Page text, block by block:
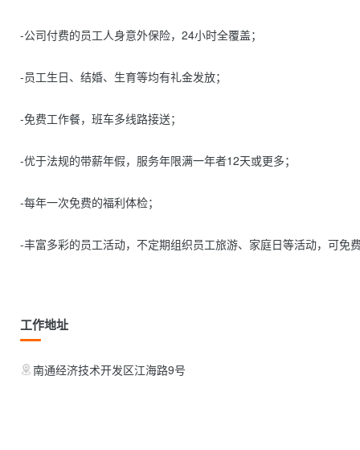
-公司付费的员工人身意外保险，24小时全覆盖；
-员工生日、结婚、生育等均有礼金发放；
-免费工作餐，班车多线路接送；
-优于法规的带薪年假，服务年限满一年者12天或更多；
-每年一次免费的福利体检；
-丰富多彩的员工活动，不定期组织员工旅游、家庭日等活动，可免
工作地址
南通经济技术开发区江海路9号